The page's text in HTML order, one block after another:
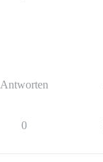
Antworten
0